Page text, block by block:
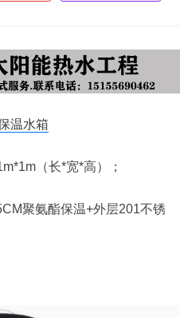
温水箱
（长*宽*高）；
聚氨酯保温+外层201不锈